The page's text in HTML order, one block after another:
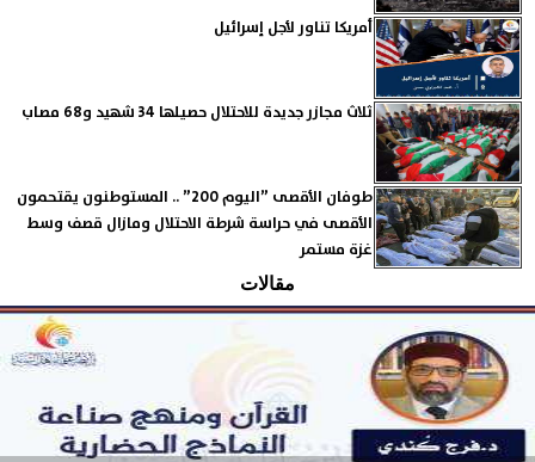
أمريكا تناور لأجل إسرائيل
ثلاث مجازر جديدة للاحتلال حصيلها 34 شهيد و68 مصاب
طوفان الأقصى ”اليوم 200” .. المستوطنون يقتحمون
الأقصى في حراسة شرطة الاحتلال ومازال قصف وسط
غزة مستمر
مقالات